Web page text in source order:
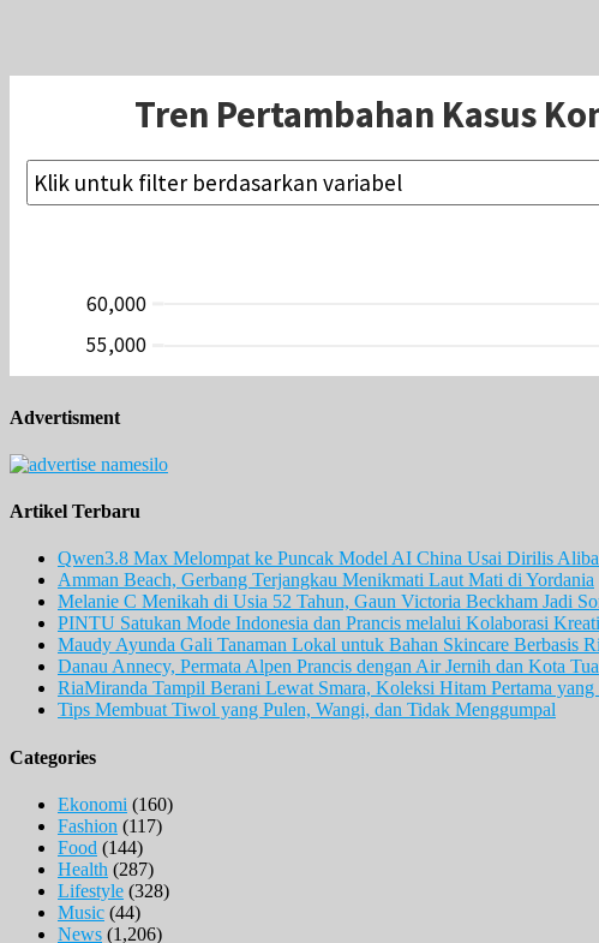
Advertisment
Artikel Terbaru
Qwen3.8 Max Melompat ke Puncak Model AI China Usai Dirilis
Amman Beach, Gerbang Terjangkau Menikmati Laut Mati di Yordania
Melanie C Menikah di Usia 52 Tahun, Gaun Victoria Beckham Jadi
PINTU Satukan Mode Indonesia dan Prancis melalui Kolaborasi
Maudy Ayunda Gali Tanaman Lokal untuk Bahan Skincare Berbasis
Danau Annecy, Permata Alpen Prancis dengan Air Jernih dan Kota Tua
RiaMiranda Tampil Berani Lewat Smara, Koleksi Hitam Pertama yang
Tips Membuat Tiwol yang Pulen, Wangi, dan Tidak Menggumpal
Categories
Ekonomi (160)
Fashion (117)
Food (144)
Health (287)
Lifestyle (328)
Music (44)
News (1,206)